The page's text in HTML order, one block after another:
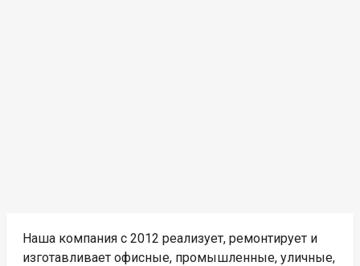
Наша компания с 2012 реализует, ремонтирует и
изготавливает офисные, промышленные, уличные,